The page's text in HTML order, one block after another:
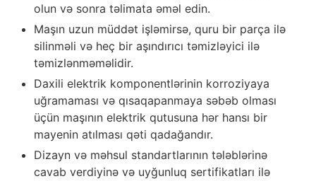
olun və sonra təlimata əməl edin.
Maşın uzun müddət işləmirsə, quru bir parça ilə
silinməli və heç bir aşındırıcı təmizləyici ilə
təmizlənməməlidir.
Daxili elektrik komponentlərinin korroziyaya
uğramaması və qısaqapanmaya səbəb olması
üçün maşının elektrik qutusuna hər hansı bir
mayenin atılması qəti qadağandır.
Dizayn və məhsul standartlarının tələblərinə
cavab verdiyinə və uyğunluq sertifikatları ilə